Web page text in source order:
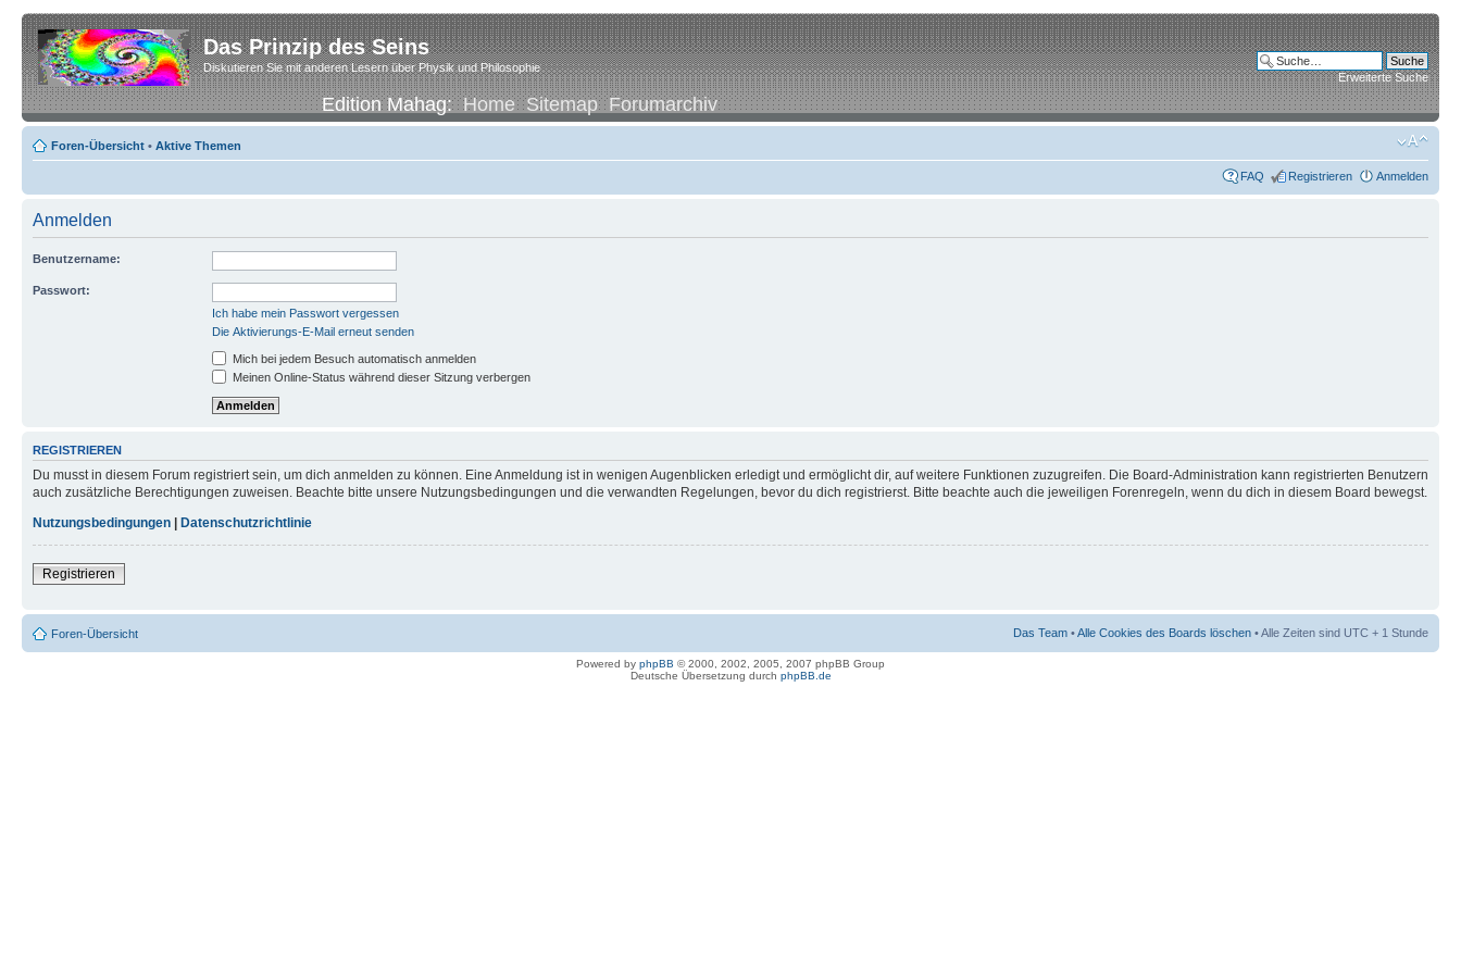
Das Prinzip des Seins
Diskutieren Sie mit anderen Lesern über Physik und Philosophie
Edition Mahag:Home Sitemap Forumarchiv
Erweiterte Suche
Foren-Übersicht • Aktive Themen
FAQ Registrieren Anmelden
Anmelden
Benutzername:
Passwort:
Ich habe mein Passwort vergessen
Die Aktivierungs-E-Mail erneut senden
Mich bei jedem Besuch automatisch anmelden
Meinen Online-Status während dieser Sitzung verbergen
REGISTRIEREN
Du musst in diesem Forum registriert sein, um dich anmelden zu können. Eine Anmeldung ist in wenigen Augenblicken erledigt und ermöglicht dir, auf weitere Funktionen zuzugreifen. Die Board-Administration kann registrierten Benutzern
auch zusätzliche Berechtigungen zuweisen. Beachte bitte unsere Nutzungsbedingungen und die verwandten Regelungen, bevor du dich registrierst. Bitte beachte auch die jeweiligen Forenregeln, wenn du dich in diesem Board bewegst.
Nutzungsbedingungen
Datenschutzrichtlinie
Registrieren
Foren-Übersicht Das Team •Alle Cookies des Boards löschen • Alle Zeiten sind UTC + 1 Stunde
Powered by phpBB © 2000, 2002, 2005, 2007 phpBB Group
Deutsche Übersetzung durch phpBB.de